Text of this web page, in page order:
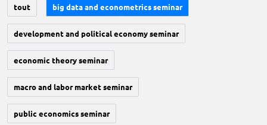
tout big data and econometrics seminar
development and political economy seminar
economic theory seminar
macro and labor market seminar
public economics seminar